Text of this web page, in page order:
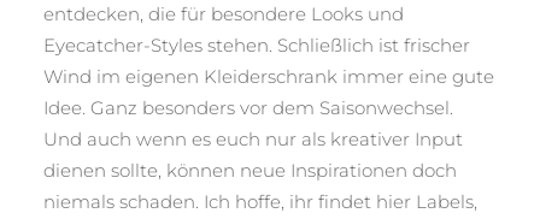
entdecken, die für besondere Looks und
Eyecatcher-Styles stehen. Schließlich ist frischer
Wind im eigenen Kleiderschrank immer eine gute
Idee. Ganz besonders vor dem Saisonwechsel.
Und auch wenn es euch nur als kreativer Input
dienen sollte, können neue Inspirationen doch
niemals schaden. Ich hoffe, ihr findet hier Labels,